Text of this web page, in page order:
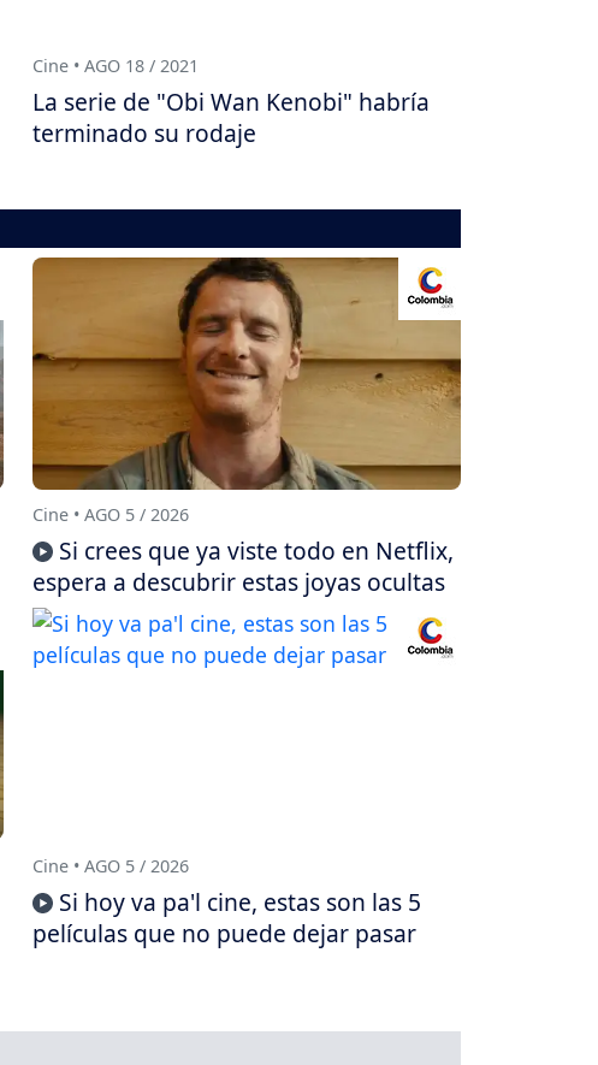
Cine • AGO 18 / 2021
La serie de "Obi Wan Kenobi" habría
terminado su rodaje
Cine • AGO 5 / 2026
Si crees que ya viste todo en Netflix,
espera a descubrir estas joyas ocultas
Cine • AGO 5 / 2026
Si hoy va pa'l cine, estas son las 5
películas que no puede dejar pasar